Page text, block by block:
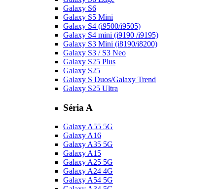
Galaxy S6
Galaxy S5 Mini
Galaxy S4 (i9500/i9505)
Galaxy S4 mini (i9190 /i9195)
Galaxy S3 Mini (i8190/i8200)
Galaxy S3 / S3 Neo
Galaxy S25 Plus
Galaxy S25
Galaxy S Duos/Galaxy Trend
Galaxy S25 Ultra
Séria A
Galaxy A55 5G
Galaxy A16
Galaxy A35 5G
Galaxy A15
Galaxy A25 5G
Galaxy A24 4G
Galaxy A54 5G